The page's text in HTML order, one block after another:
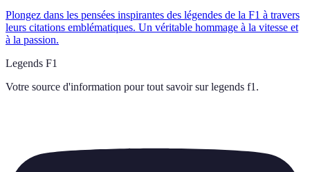
Plongez dans les pensées inspirantes des légendes de la F1 à travers
leurs citations emblématiques. Un véritable hommage à la vitesse et
à la passion.
Legends F1
Votre source d'information pour tout savoir sur legends f1 .